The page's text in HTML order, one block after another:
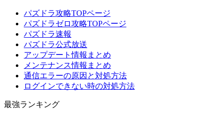
パズドラ攻略TOPページ
パズドラゼロ攻略TOPページ
パズドラ速報
パズドラ公式放送
アップデート情報まとめ
メンテナンス情報まとめ
通信エラーの原因と対処方法
ログインできない時の対処方法
最強ランキング